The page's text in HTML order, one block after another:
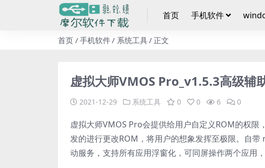
首页 手机软件
首页 手机软件 系统工具 正文
虚拟大师VMOS Pro_v1.5.3高级辅
2021-12-29 系统工具 0 0 6 0
虚拟大师VMOS Pro会提供给用户自定义ROM的权
发的进行更改ROM，将用户的想象发挥至极限。自
动服务，支持所有应用浮窗化，可同屏操作两个应用